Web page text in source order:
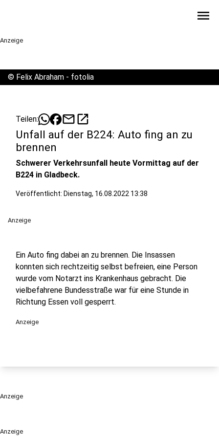
menu
Anzeige
Anzeige
© Felix Abraham - fotolia
Teilen: mailopen_in_new
Unfall auf der B224: Auto fing an zu
brennen
Schwerer Verkehrsunfall heute Vormittag auf der
B224 in Gladbeck.
Veröffentlicht: Dienstag, 16.08.2022 13:38
Anzeige
Ein Auto fing dabei an zu brennen. Die Insassen
konnten sich rechtzeitig selbst befreien, eine Person
wurde vom Notarzt ins Krankenhaus gebracht. Die
vielbefahrene Bundesstraße war für eine Stunde in
Richtung Essen voll gesperrt.
Anzeige
Anzeige